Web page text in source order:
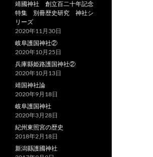
靖國神社 創立百二十年記念
特集 別冊歴史研究 神社シ
リーズ
2020年11月30日
岐阜護国神社②
2020年10月25日
兵庫縣姫路護国神社②
2020年10月13日
靖国神社論
2020年9月18日
岐阜護国神社
2020年3月28日
紀州東照宮の歴史
2018年2月18日
新潟縣護國神社